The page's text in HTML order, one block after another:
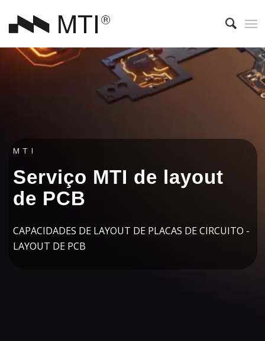
MTI
Serviço MTI de layout
de PCB
CAPACIDADES DE LAYOUT DE PLACAS DE CIRCUITO -
LAYOUT DE PCB